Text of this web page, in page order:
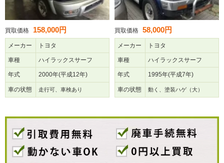
買取価格 158,000円
メーカー トヨタ
車種 ハイラックスサーフ
年式 2000年(平成12年)
車の状態 走行可、車検あり
買取価格 58,000円
メーカー トヨタ
車種 ハイラックスサーフ
年式 1995年(平成7年)
車の状態 動く、塗装ハゲ（大）